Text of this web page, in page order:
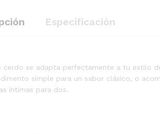
Especificación
se adapta perfectamente a tu estilo
simple para un sabor clásico, o
íntimas para dos.